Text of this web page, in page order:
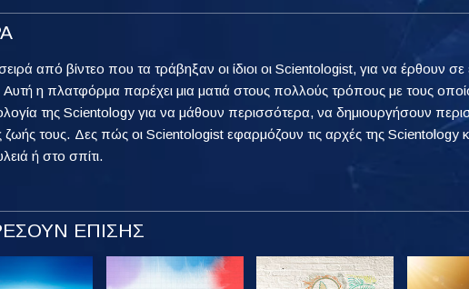
σειρά από βίντεο που τα τράβηξαν οι ίδιοι οι Scientologist, για να
η πλατφόρμα παρέχει μια ματιά στους πολλούς τρόπους με τους
της Scientology για να μάθουν περισσότερα, να δημιουργήσουν
ζωής τους. Δες πώς οι Scientologist εφαρμόζουν τις αρχές της Scientology
ή στο σπίτι.
ΕΠΙΣΗΣ